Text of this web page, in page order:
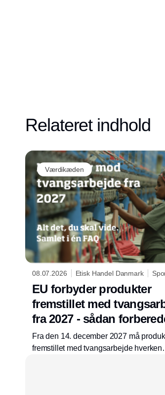
Relateret indhold
Værdikæden
08.07.2026 Etisk Handel Danmark
EU forbyder produkter
fremstillet med
fra 2027 - sådan
du dig
Fra den 14. december 2027 må
fremstillet med tvangsarbejde hverken